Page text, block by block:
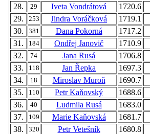
28.
29 Iveta Vondrátová
1720.6
29.
253 Jindra Voráčková
1719.1
30.
381 Dana Pokorná
1717.2
31.
184 Ondřej Janovič
1710.9
32.
74 Jana Rusá
1706.8
33.
118 Jan Řepka
1697.3
34.
18 Miroslav Muroň
1690.7
35.
110 Petr Kaňovský
1688.6
36.
40 Ludmila Rusá
1683.0
37.
109 Marie Kaňovská
1681.7
38.
320 Petr Vetešník
1680.8